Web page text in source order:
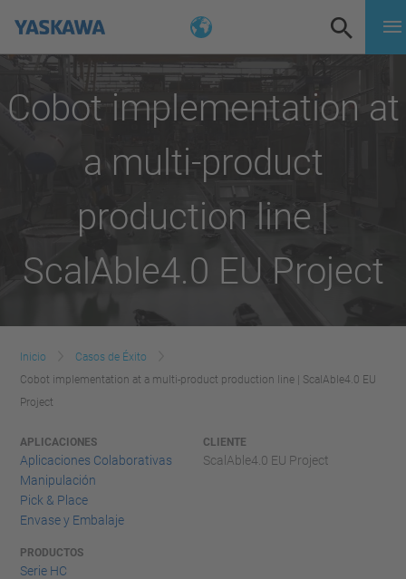
Cobot implementation at
a multi-product
production line |
ScalAble4.0 EU Project
Inicio
Casos de Éxito
Cobot implementation at a multi-product production line | ScalAble4.0 EU
Project
APLICACIONES
Aplicaciones Colaborativas
Manipulación
Pick & Place
Envase y Embalaje
CLIENTE
ScalAble4.0 EU Project
PRODUCTOS
Serie HC